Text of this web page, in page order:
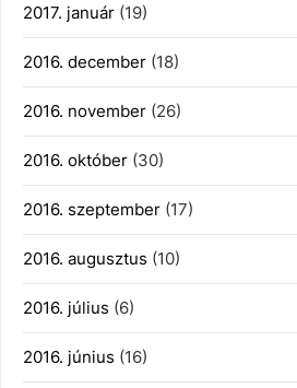
2017. január (19)
2016. december (18)
2016. november (26)
2016. október (30)
2016. szeptember (17)
2016. augusztus (10)
2016. július (6)
2016. június (16)